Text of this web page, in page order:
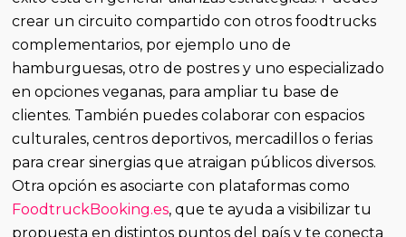
crear un circuito compartido con otros foodtrucks
complementarios, por ejemplo uno de
hamburguesas, otro de postres y uno especializado
en opciones veganas, para ampliar tu base de
clientes. También puedes colaborar con espacios
culturales, centros deportivos, mercadillos o ferias
para crear sinergias que atraigan públicos diversos.
Otra opción es asociarte con plataformas como
FoodtruckBooking.es, que te ayuda a visibilizar tu
propuesta en distintos puntos del país y te conecta